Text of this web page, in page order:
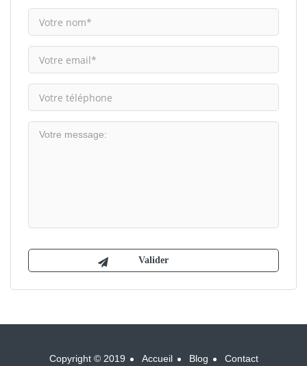
Copyright © 2019 Accueil Blog Contact